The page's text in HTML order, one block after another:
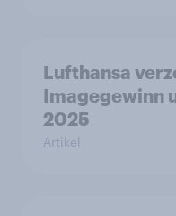
Lufthansa
Imagegewinn
2025
Artikel